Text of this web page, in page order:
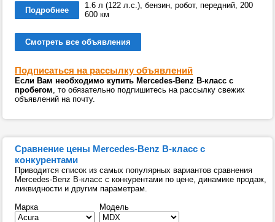
Подробнее
1.6 л (122 л.с.), бензин, робот, передний, 200
600 км
Смотреть все объявления
Подписаться на рассылку объявлений
Если Вам необходимо купить Mercedes-Benz B-класс с
пробегом, то обязательно подпишитесь на рассылку свежих
объявлений на почту.
Сравнение цены Mercedes-Benz B-класс с
конкурентами
Приводится список из самых популярных вариантов сравнения
Mercedes-Benz B-класс с конкурентами по цене, динамике продаж,
ликвидности и другим параметрам.
Марка
Модель